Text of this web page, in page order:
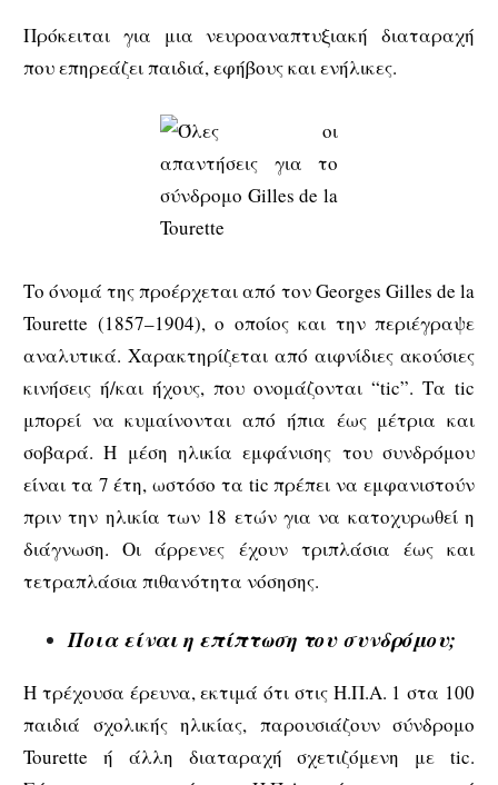
Πρόκειται για μια νευροαναπτυξιακή διαταραχή
που επηρεάζει παιδιά, εφήβους και ενήλικες.
Το όνομά της προέρχεται από τον Georges Gilles de la
Tourette (1857–1904), ο οποίος και την περιέγραψε
αναλυτικά. Χαρακτηρίζεται από αιφνίδιες ακούσιες
κινήσεις ή/και ήχους, που ονομάζονται “tic”. Τα tic
μπορεί να κυμαίνονται από ήπια έως μέτρια και
σοβαρά. Η μέση ηλικία εμφάνισης του συνδρόμου
είναι τα 7 έτη, ωστόσο τα tic πρέπει να εμφανιστούν
πριν την ηλικία των 18 ετών για να κατοχυρωθεί η
διάγνωση. Οι άρρενες έχουν τριπλάσια έως και
τετραπλάσια πιθανότητα νόσησης.
Ποια είναι η επίπτωση του συνδρόμου;
Η τρέχουσα έρευνα, εκτιμά ότι στις Η.Π.Α. 1 στα 100
παιδιά σχολικής ηλικίας, παρουσιάζουν σύνδρομο
Tourette ή άλλη διαταραχή σχετιζόμενη με tic.